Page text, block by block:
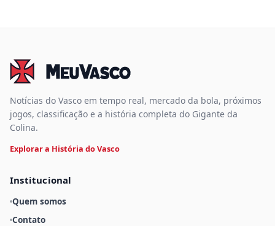
Notícias do Vasco em tempo real, mercado da bola, próximos
jogos, classificação e a história completa do Gigante da
Colina.
Explorar a História do Vasco
Institucional
Quem somos
Contato